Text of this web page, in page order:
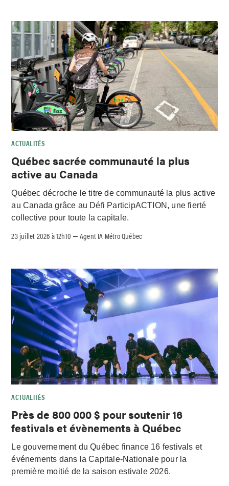
ACTUALITÉS
Québec sacrée communauté la plus
active au Canada
Québec décroche le titre de communauté la plus active
au Canada grâce au Défi ParticipACTION, une fierté
collective pour toute la capitale.
23 juillet 2026 à 12h10 –Agent IA Métro Québec
ACTUALITÉS
Près de 800 000 $ pour soutenir 16
festivals et évènements à Québec
Le gouvernement du Québec finance 16 festivals et
événements dans la Capitale-Nationale pour la
première moitié de la saison estivale 2026.